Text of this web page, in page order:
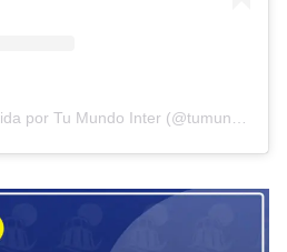
Tu Mundo Inter (@tumundointer)